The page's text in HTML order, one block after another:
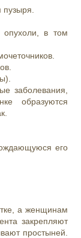
опухоли, в том
заболевания,
образуются
его
а женщинам
закрепляют
простыней.